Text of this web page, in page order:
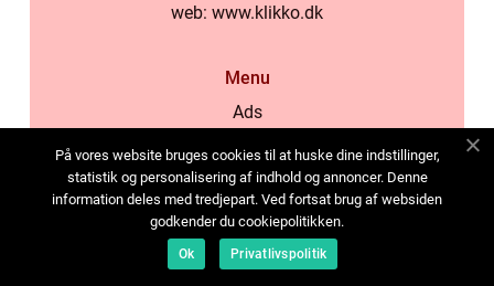
web: www.klikko.dk
Menu
Ads
Cookies
Contact
Sitemap
På vores website bruges cookies til at huske dine indstillinger,
statistik og personalisering af indhold og annoncer. Denne
information deles med tredjepart. Ved fortsat brug af websiden
godkender du cookiepolitikken.
Ok Privatlivspolitik